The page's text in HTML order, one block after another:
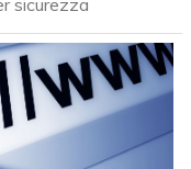
sicurezza